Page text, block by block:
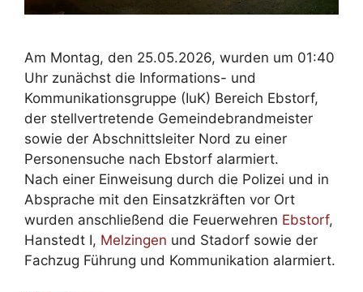
Am Montag, den 25.05.2026, wurden um 01:40
Uhr zunächst die Informations- und
Kommunikationsgruppe (IuK) Bereich Ebstorf,
der stellvertretende Gemeindebrandmeister
sowie der Abschnittsleiter Nord zu einer
Personensuche nach Ebstorf alarmiert.
Nach einer Einweisung durch die Polizei und in
Absprache mit den Einsatzkräften vor Ort
wurden anschließend die Feuerwehren Ebstorf,
Hanstedt I, Melzingen und Stadorf sowie der
Fachzug Führung und Kommunikation alarmiert.